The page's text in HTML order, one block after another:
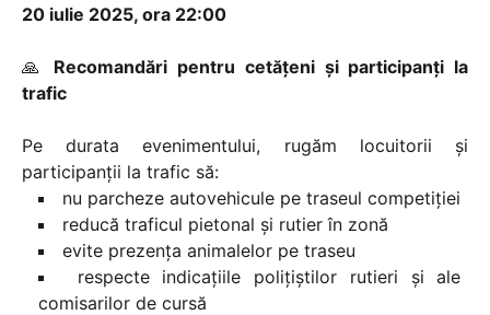
20 iulie 2025, ora 22:00
🙏
Recomandări pentru cetățeni și participanți la
trafic
Pe durata evenimentului, rugăm locuitorii și
participanții la trafic să:
nu parcheze autovehicule pe traseul competiției
reducă traficul pietonal și rutier în zonă
evite prezența animalelor pe traseu
respecte indicațiile polițiștilor rutieri și ale
comisarilor de cursă